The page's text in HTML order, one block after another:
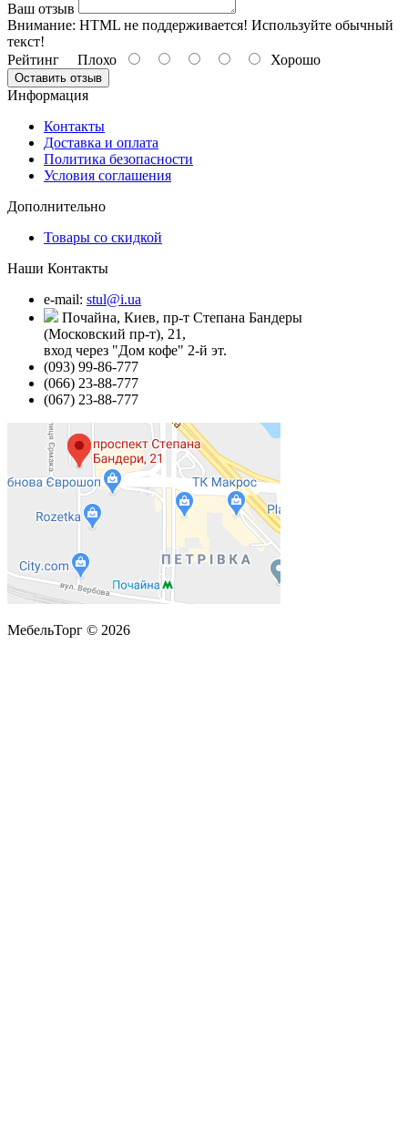
Ваш отзыв
Внимание: HTML не поддерживается! Используйте обычный
текст!
Рейтинг Плохо Хорошо
Оставить отзыв
Информация
Контакты
Доставка и оплата
Политика безопасности
Условия соглашения
Дополнительно
Товары со скидкой
Наши Контакты
e-mail: stul@i.ua
Почайна, Киев, пр-т Степана Бандеры
(Московский пр-т), 21,
вход через "Дом кофе" 2-й эт.
(093) 99-86-777
(066) 23-88-777
(067) 23-88-777
МебельТорг © 2026